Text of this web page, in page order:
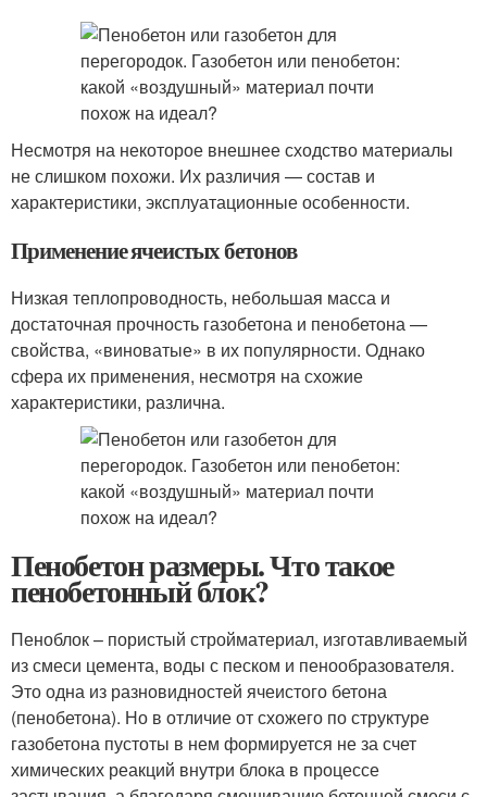
Несмотря на некоторое внешнее сходство материалы
не слишком похожи. Их различия — состав и
характеристики, эксплуатационные особенности.
Применение ячеистых бетонов
Низкая теплопроводность, небольшая масса и
достаточная прочность газобетона и пенобетона —
свойства, «виноватые» в их популярности. Однако
сфера их применения, несмотря на схожие
характеристики, различна.
Пенобетон размеры. Что такое
пенобетонный блок?
Пеноблок – пористый стройматериал, изготавливаемый
из смеси цемента, воды с песком и пенообразователя.
Это одна из разновидностей ячеистого бетона
(пенобетона). Но в отличие от схожего по структуре
газобетона пустоты в нем формируется не за счет
химических реакций внутри блока в процессе